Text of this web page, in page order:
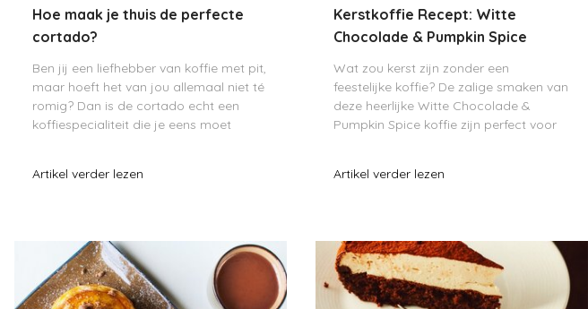
Hoe maak je thuis de perfecte
cortado?
Ben jij een liefhebber van koffie met pit,
maar hoeft het van jou allemaal niet té
romig? Dan is de cortado echt een
koffiespecialiteit die je eens moet
met de zachtheid van warme melk –
Artikel verder lezen
Kerstkoffie Recept: Witte
Chocolade & Pumpkin Spice
Wat zou kerst zijn zonder een
feestelijke koffie? De zalige smaken van
deze heerlijke Witte Chocolade &
Pumpkin Spice koffie zijn perfect voor
Taylor speciaal voor jou dit lekkere
Artikel verder lezen